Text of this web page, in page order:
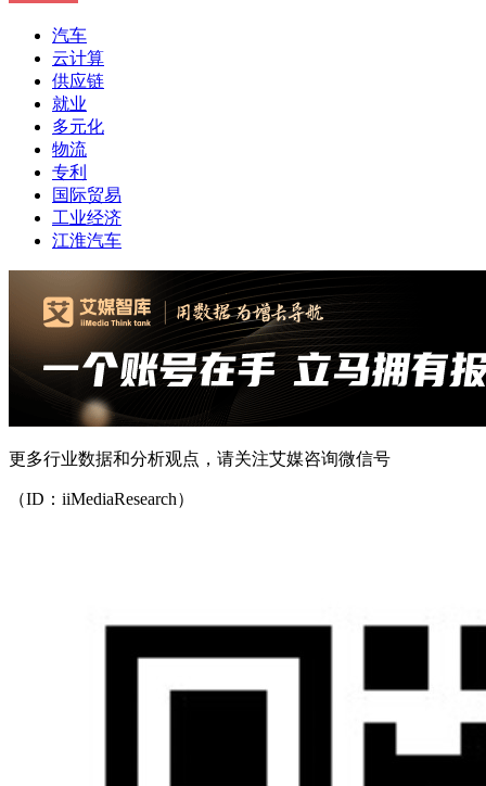
汽车
云计算
供应链
就业
多元化
物流
专利
国际贸易
工业经济
江淮汽车
更多行业数据和分析观点，请关注艾媒咨询微信号
（ID：iiMediaResearch）